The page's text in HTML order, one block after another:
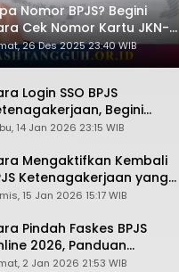
Nomor BPJS? Begini
Cek Nomor Kartu JKN-
dengan NIK KTP
26 Des 2025 23:40 WIB
Login SSO BPJS
Begini
Lengkap dan
14 Jan 2026 23:15 WIB
Mengaktifkan Kembali
Ketenagakerjaan yang
Begini Panduan
15 Jan 2026 15:17 WIB
Pindah Faskes BPJS
2026, Panduan
via Mobile JKN,
2 Jan 2026 21:53 WIB